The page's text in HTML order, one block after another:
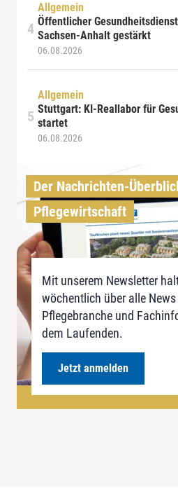
Allgemein
Öffentlicher
Sachsen-Anhalt gestärkt
06.08.2026
Allgemein
Stuttgart: KI-Reallabor für
startet
06.08.2026
Der Nachrichten-
Pflegewirtschaft
Mit unserem Newsletter
wöchentlich über alle
Pflegebranche und
dem Laufenden.
Jetzt anmelden